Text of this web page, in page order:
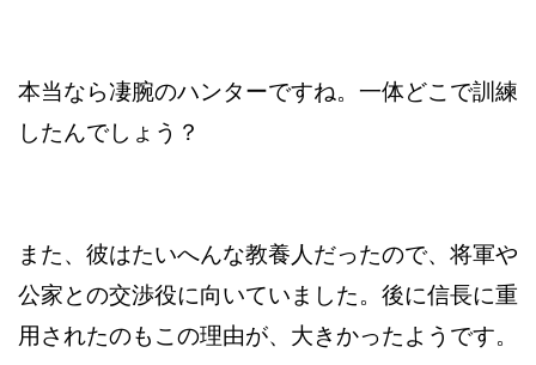
本当なら凄腕のハンターですね。一体どこで訓練
したんでしょう？
また、彼はたいへんな教養人だったので、将軍や
公家との交渉役に向いていました。後に信長に重
用されたのもこの理由が、大きかったようです。